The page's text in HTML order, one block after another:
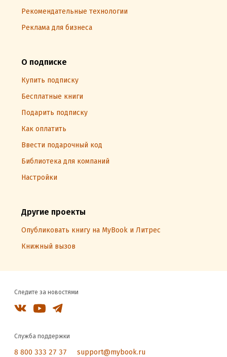
Рекомендательные технологии
Реклама для бизнеса
О подписке
Купить подписку
Бесплатные книги
Подарить подписку
Как оплатить
Ввести подарочный код
Библиотека для компаний
Настройки
Другие проекты
Опубликовать книгу на MyBook и Литрес
Книжный вызов
Следите за новостями
Служба поддержки
8 800 333 27 37 support@mybook.ru